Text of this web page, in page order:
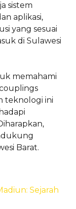
sistem
aplikasi,
yang sesuai
di Sulawesi
memahami
teknologi ini
Barat.
Sejarah